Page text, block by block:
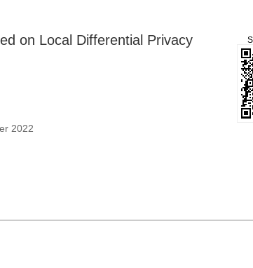
on Local Differential Privacy
2022